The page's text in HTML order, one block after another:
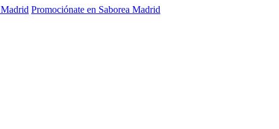
Promociónate en Saborea Madrid